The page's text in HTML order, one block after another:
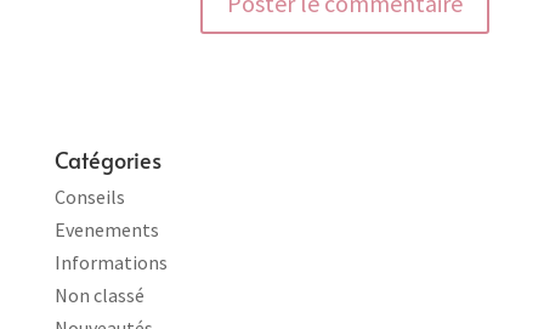
Catégories
Conseils
Evenements
Informations
Non classé